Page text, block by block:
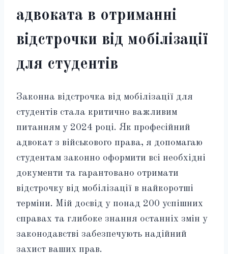
адвоката в отриманні
відстрочки від мобілізації
для студентів
Законна відстрочка від мобілізації для
студентів стала критично важливим
питанням у 2024 році. Як професійний
адвокат з військового права, я допомагаю
студентам законно оформити всі необхідні
документи та гарантовано отримати
відстрочку від мобілізації в найкоротші
терміни. Мій досвід у понад 200 успішних
справах та глибоке знання останніх змін у
законодавстві забезпечують надійний
захист ваших прав.